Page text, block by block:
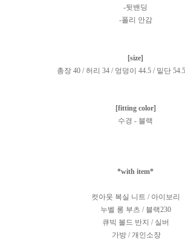
-뒷밴딩
-폴리 안감
[size]
총장 40 / 허리 34 / 엉덩이 44.5 / 밑단
[fitting color]
수경 - 블랙
*with item*
컷아웃 복실 니트 / 아이보리
누벨 롱 부츠 / 블랙230
큐빅 볼드 반지 / 실버
가방 / 개인소장